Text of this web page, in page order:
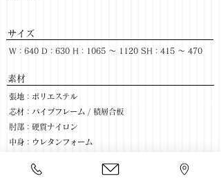
サイズ
W：640 D：630 H：1065 ～ 1120 SH：415 ～ 470
​素材
張地：ポリエステル
芯材：パイプフレーム / 積層合板
肘部：硬質ナイロン
中身：ウレタンフォーム